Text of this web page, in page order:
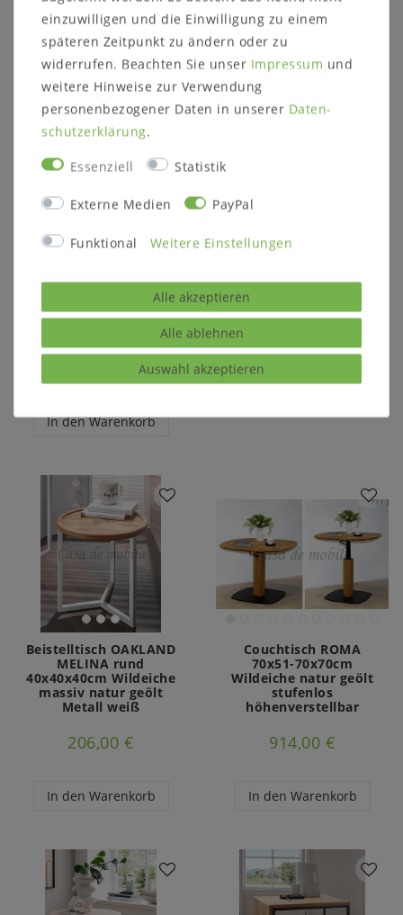
In den Warenkorb
In den Warenkorb
rund 40x40x40cm /
50x70x50cm Wildeiche
natur geölt Metall
In den Warenkorb
Beistelltisch OAKLAND
MELINA rund
40x40x40cm Wildeiche
massiv natur geölt
Metall weiß
206,00 €
In den Warenkorb
Couchtisch ROMA
70x51-70x70cm
Wildeiche natur geölt
stufenlos
höhenverstellbar
914,00 €
In den Warenkorb
einzuwilligen und die Einwilligung zu einem
späteren Zeitpunkt zu ändern oder zu
widerrufen. Beachten Sie unser Impressum und
weitere Hinweise zur Verwendung
personenbezogener Daten in unserer Daten­
schutz­erklärung.
Essenziell Statistik
Externe Medien PayPal
Funktional Weitere Einstellungen
Alle akzeptieren
Alle ablehnen
Auswahl akzeptieren